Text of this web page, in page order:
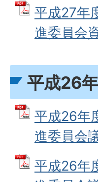
平成27年
進委員会
平成26
平成26年
進委員会
平成26年